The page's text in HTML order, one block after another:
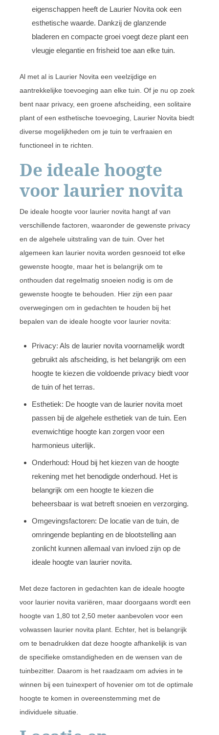
eigenschappen heeft de Laurier Novita ook een
esthetische waarde. Dankzij de glanzende
bladeren en compacte groei voegt deze plant een
vleugje elegantie en frisheid toe aan elke tuin.
Al met al is Laurier Novita een veelzijdige en
aantrekkelijke toevoeging aan elke tuin. Of je nu op zoek
bent naar privacy, een groene afscheiding, een solitaire
plant of een esthetische toevoeging, Laurier Novita biedt
diverse mogelijkheden om je tuin te verfraaien en
functioneel in te richten.
De ideale hoogte
voor laurier novita
De ideale hoogte voor laurier novita hangt af van
verschillende factoren, waaronder de gewenste privacy
en de algehele uitstraling van de tuin. Over het
algemeen kan laurier novita worden gesnoeid tot elke
gewenste hoogte, maar het is belangrijk om te
onthouden dat regelmatig snoeien nodig is om de
gewenste hoogte te behouden. Hier zijn een paar
overwegingen om in gedachten te houden bij het
bepalen van de ideale hoogte voor laurier novita:
Privacy: Als de laurier novita voornamelijk wordt
gebruikt als afscheiding, is het belangrijk om een
hoogte te kiezen die voldoende privacy biedt voor
de tuin of het terras.
Esthetiek: De hoogte van de laurier novita moet
passen bij de algehele esthetiek van de tuin. Een
evenwichtige hoogte kan zorgen voor een
harmonieus uiterlijk.
Onderhoud: Houd bij het kiezen van de hoogte
rekening met het benodigde onderhoud. Het is
belangrijk om een hoogte te kiezen die
beheersbaar is wat betreft snoeien en verzorging.
Omgevingsfactoren: De locatie van de tuin, de
omringende beplanting en de blootstelling aan
zonlicht kunnen allemaal van invloed zijn op de
ideale hoogte van laurier novita.
Met deze factoren in gedachten kan de ideale hoogte
voor laurier novita variëren, maar doorgaans wordt een
hoogte van 1,80 tot 2,50 meter aanbevolen voor een
volwassen laurier novita plant. Echter, het is belangrijk
om te benadrukken dat deze hoogte afhankelijk is van
de specifieke omstandigheden en de wensen van de
tuinbezitter. Daarom is het raadzaam om advies in te
winnen bij een tuinexpert of hovenier om tot de optimale
hoogte te komen in overeenstemming met de
individuele situatie.